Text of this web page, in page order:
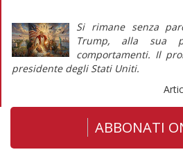
Si rimane senza
Trump, alla sua
comportamenti. Il
presidente degli Stati Uniti.
ABBONATI